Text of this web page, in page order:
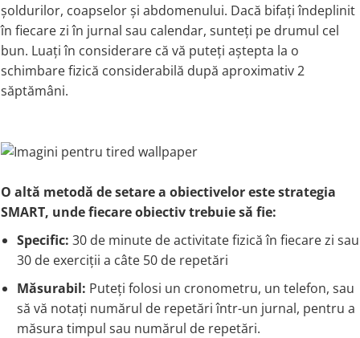
șoldurilor, coapselor și abdomenului. Dacă bifați îndeplinit
în fiecare zi în jurnal sau calendar, sunteți pe drumul cel
bun. Luați în considerare că vă puteți aștepta la o
schimbare fizică considerabilă după aproximativ 2
săptămâni.
O altă metodă de setare a obiectivelor este strategia
SMART, unde fiecare obiectiv trebuie să fie:
Specific: 30 de minute de activitate fizică în fiecare zi sau
30 de exerciții a câte 50 de repetări
Măsurabil: Puteți folosi un cronometru, un telefon, sau
să vă notați numărul de repetări într-un jurnal, pentru a
măsura timpul sau numărul de repetări.